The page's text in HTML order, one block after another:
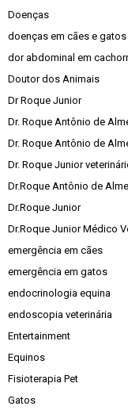
Doenças
doenças em cães e gatos
dor abdominal em
Doutor dos Animais
Dr Roque Junior
Dr. Roque Antônio de
Dr. Roque Antônio de
Dr. Roque Junior
Dr.Roque Antônio de
Dr.Roque Junior
Dr.Roque Junior Médico
emergência em cães
emergência em gatos
endocrinologia equina
endoscopia veterinária
Entertainment
Equinos
Fisioterapia Pet
Gatos